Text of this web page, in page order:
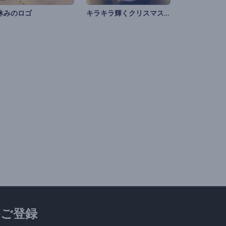
みのロゴ キラキラ輝くクリスマスのタイポグラフィ
登録